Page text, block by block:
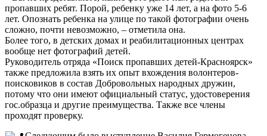
пропавших ребят. Порой, ребенку уже 14 лет, а на фото 5-6
лет. Опознать ребенка на улице по такой фотографии очень
сложно, почти невозможно, – отметила она.
Более того, в детских домах и реабилитационных центрах
вообще нет фотографий детей.
Руководитель отряда «Поиск пропавших детей-Красноярск»
также предложила взять их опыт вхождения волонтеров-
поисковиков в состав Добровольных народных дружин,
потому что они имеют официальный статус, удостоверения
гос.образца и другие преимущества. Также все члены
проходят проверку.